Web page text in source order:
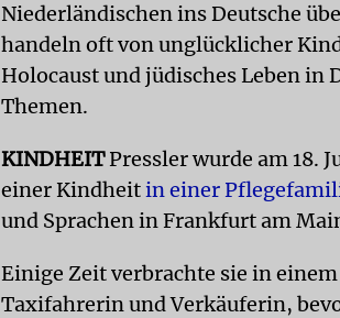
Niederländischen ins Deutsche
handeln oft von unglücklicher
Holocaust und jüdisches Leben in
Themen.
KINDHEITPressler wurde am 18.
einer Kindheitin einer
und Sprachen in Frankfurt am
Einige Zeit verbrachte sie in
Taxifahrerin und Verkäuferin,